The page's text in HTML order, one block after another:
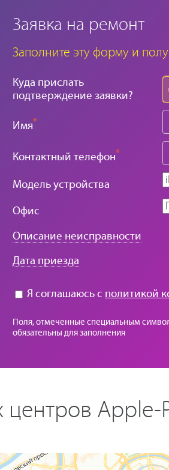
Заявка на ремонт
Заполните эту форму и
Куда прислать
подтверждение заявки?
Имя*
Контактный телефон*
Модель устройства
Офис
Описание неисправности
Дата приезда
Я соглашаюсь с политикой
Поля, отмеченные специальным
обязательны для заполнения
Apple-